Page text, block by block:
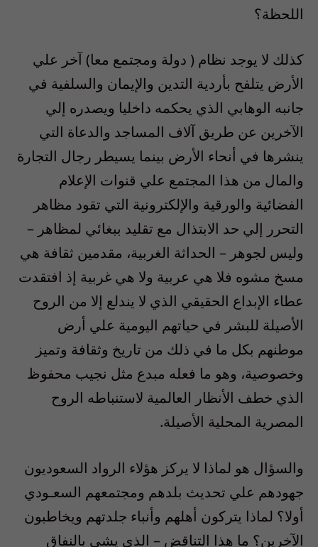
اللحظة؟
كذلك لا يوجد نظام ( دولة ومجتمع معا) آخر علي
الأرض يتلفح بأردية التدين والإيمان والسلفية في
جانبه الوهابي الذي يحكمه داخليا ويصدره إلي
الآخرين عن طريق آلاف المساجد والدعاة التي
ينشرها في أنحاء الأرض بينما يسيطر رجال التجارة
والمال من هذا المجتمع علي قنوات الإعلام
الفضائية والورقية والإلكترونية التي تقود مظاهر
التحرر إلي حد الابتذال مع تقليد ببغائي لمظاهر –
وليس لجوهر – الحداثة الغربية، مقدمين ثقافة هي
مسخ مشوه فلا هي عربية ولا هي غربية إذ افتقدت
عطاء الإبداع الحقيقي الذي لا يندلع إلا من الروح
الأصيلة للبشر في حياتهم اليومية علي أرض
موطنهم بكل ما في ذلك من تاريخ وثقافة وتميز
وخصوصية، وهو ما فعله مبدع مثل نجيب محفوظ
الذي خطف الأنظار العالمية لاستنباطه الروح
المصرية المحلية الأصيلة.
والسؤال هو لماذا لا يركز هؤلاء الرواد السعوديون
جهودهم علي تحديث بلدهم ومجتمعهم السعـودي
أولا؟ لماذا يتركون أهلهم وأنباء جلدتهم ويخاطبون
الآخرين؟ ما هذا التناقض – الذي يشي بالنفاق